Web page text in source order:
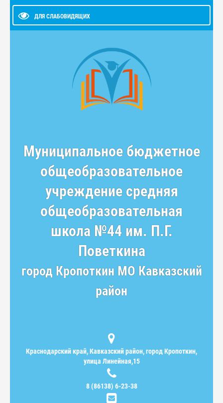
ДЛЯ СЛАБОВИДЯЩИХ
Муниципальное бюджетное
общеобразовательное
учреждение средняя
общеобразовательная
школа №44 им. П.Г.
Поветкина
город Кропоткин МО Кавказский
район
Краснодарский край, Кавказский район, город Кропоткин,
улица Линейная,15
8 (86138) 6-23-38